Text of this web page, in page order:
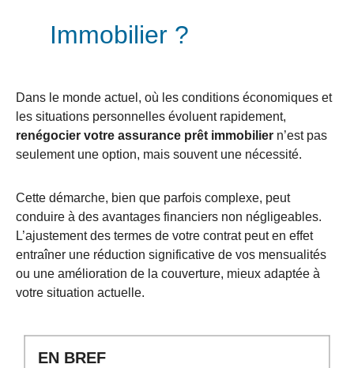
Immobilier ?
Dans le monde actuel, où les conditions économiques et
les situations personnelles évoluent rapidement,
renégocier votre assurance prêt immobilier n’est pas
seulement une option, mais souvent une nécessité.
Cette démarche, bien que parfois complexe, peut
conduire à des avantages financiers non négligeables.
L’ajustement des termes de votre contrat peut en effet
entraîner une réduction significative de vos mensualités
ou une amélioration de la couverture, mieux adaptée à
votre situation actuelle.
EN BREF